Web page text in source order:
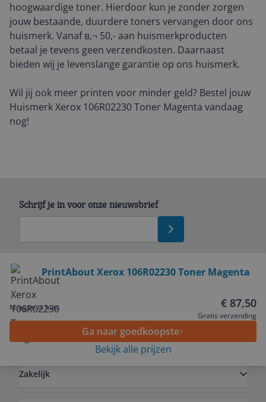
hoogwaardige toner. Hierdoor kun je zonder zorgen
jouw bestaande, duurdere toners vervangen door ons
huismerk. Vanaf в‚¬ 50,- aan huismerkproducten
betaal je tevens geen verzendkosten. Daarnaast
bieden wij je levenslange garantie op ons huismerk.
Wil jij ook meer printen voor minder geld? Bestel jouw
Huismerk Xerox 106R02230 Toner Magenta vandaag
nog!
PrintAbout Xerox 106R02230 Toner Magenta
Morgen in huis € 87,50
Gratis verzending
Ga naar goedkoopste
Bekijk alle prijzen
Schrijf je in voor onze nieuwsbrief
Service
Zakelijk